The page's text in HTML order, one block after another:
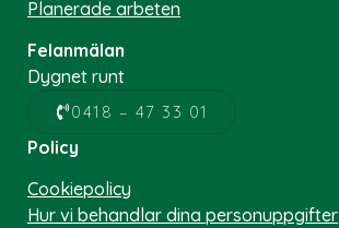
Planerade arbeten
Felanmälan
Dygnet runt
0418 – 47 33 01
Policy
Cookiepolicy
Hur vi behandlar dina personuppgifter